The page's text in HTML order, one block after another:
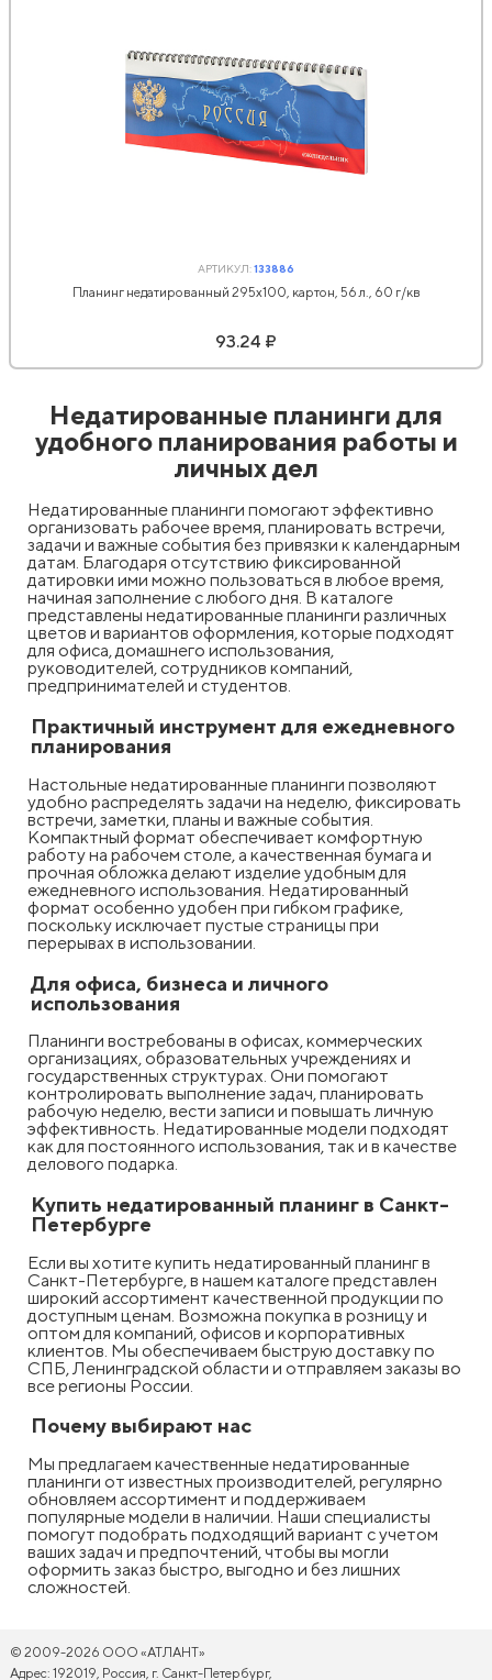
АРТИКУЛ:133886
Планинг недатированный 295х100, картон, 56 л., 60 г/кв
93.24 ₽
Недатированные планинги для
удобного планирования работы и
личных дел
Недатированные планинги помогают эффективно
организовать рабочее время, планировать встречи,
задачи и важные события без привязки к календарным
датам. Благодаря отсутствию фиксированной
датировки ими можно пользоваться в любое время,
начиная заполнение с любого дня. В каталоге
представлены недатированные планинги различных
цветов и вариантов оформления, которые подходят
для офиса, домашнего использования,
руководителей, сотрудников компаний,
предпринимателей и студентов.
Практичный инструмент для ежедневного
планирования
Настольные недатированные планинги позволяют
удобно распределять задачи на неделю, фиксировать
встречи, заметки, планы и важные события.
Компактный формат обеспечивает комфортную
работу на рабочем столе, а качественная бумага и
прочная обложка делают изделие удобным для
ежедневного использования. Недатированный
формат особенно удобен при гибком графике,
поскольку исключает пустые страницы при
перерывах в использовании.
Для офиса, бизнеса и личного
использования
Планинги востребованы в офисах, коммерческих
организациях, образовательных учреждениях и
государственных структурах. Они помогают
контролировать выполнение задач, планировать
рабочую неделю, вести записи и повышать личную
эффективность. Недатированные модели подходят
как для постоянного использования, так и в качестве
делового подарка.
Купить недатированный планинг в Санкт-
Петербурге
Если вы хотите купить недатированный планинг в
Санкт-Петербурге, в нашем каталоге представлен
широкий ассортимент качественной продукции по
доступным ценам. Возможна покупка в розницу и
оптом для компаний, офисов и корпоративных
клиентов. Мы обеспечиваем быструю доставку по
СПБ, Ленинградской области и отправляем заказы во
все регионы России.
Почему выбирают нас
Мы предлагаем качественные недатированные
планинги от известных производителей, регулярно
обновляем ассортимент и поддерживаем
популярные модели в наличии. Наши специалисты
помогут подобрать подходящий вариант с учетом
ваших задач и предпочтений, чтобы вы могли
оформить заказ быстро, выгодно и без лишних
сложностей.
© 2009-2026 ООО «АТЛАНТ»
Адрес: 192019, Россия, г. Санкт-Петербург,